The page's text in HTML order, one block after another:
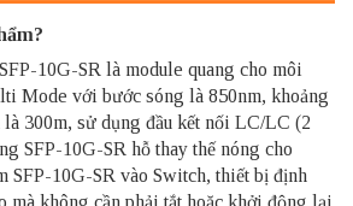
10G-SR là module quang cho môi
Mode với bước sóng là 850nm, khoảng
là 300m, sử dụng đầu kết nối LC/LC (2
SFP-10G-SR hỗ thay thế nóng cho
SFP-10G-SR​​ vào Switch, thiết bị định